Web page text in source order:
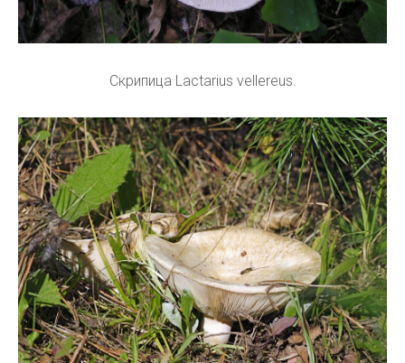
Скрипица Lactarius vellereus.